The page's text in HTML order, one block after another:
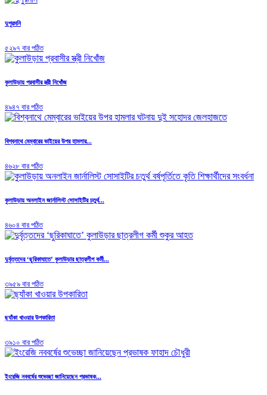
দুপুরমনি
৫২৯৭ বার পঠিত
কুলাউড়ায় প্রবাসীর স্ত্রী নিখোঁজ
৪৯৪৭ বার পঠিত
বিশ্বনাথে মেম্বারের ভাইয়ের উপর হামলার...
৪৬২৮ বার পঠিত
কুলাউড়ায় অনলাইন জার্নালিস্ট সোসাইটির চতুর্থ...
৪৬০৪ বার পঠিত
দুর্বৃত্তদের ‘ছুরিকাঘাতে’ কুলাউড়ার ছাত্রলীগ কর্মী...
৩৯৫৯ বার পঠিত
ছ্যাঁকা খাওয়ার উপকারিতা
৩৯১০ বার পঠিত
ইংরেজি নববর্ষের শুভেচ্ছা জানিয়েছেন প্রভাষক...